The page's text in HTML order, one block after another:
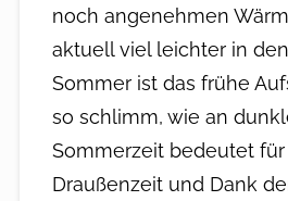
noch angenehmen
aktuell viel leichter in den
Sommer ist das frühe
so schlimm, wie an
Sommerzeit bedeutet
Draußenzeit und Dank